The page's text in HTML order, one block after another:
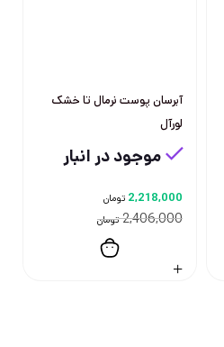
آبرسان پوست نرمال تا خشک
لورآل
موجود در انبار
2,406,000 تومان
2,218,000 تومان